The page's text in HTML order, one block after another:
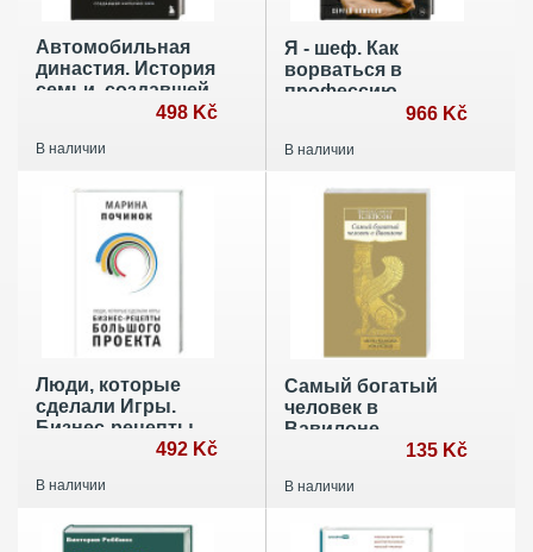
Автомобильная
династия. История
семьи, создавшей
империю BMW498 Kč
В наличии
Я - шеф. Как
ворваться в
профессию
повара, взлететь к
Сити и оставаться
966 Kč
В наличии
Люди, которые
сделали Игры.
Бизнес-рецепты
большого проекта
492 Kč
В наличии
Самый богатый
человек в
Вавилоне
135 Kč
В наличии